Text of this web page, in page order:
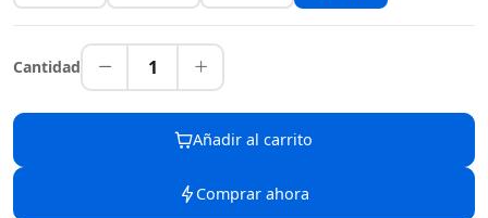
Cantidad 1
Añadir al carrito
Comprar ahora